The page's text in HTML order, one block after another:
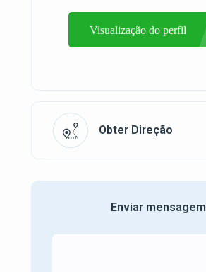
Visualização do perfil
Obter Direção
Enviar mensagem